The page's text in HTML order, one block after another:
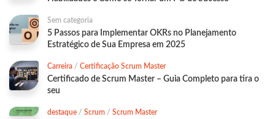
Sem categoria
5 Passos para Implementar OKRs no Planejamento
Estratégico de Sua Empresa em 2025
Carreira / Certificação Scrum Master
Certificado de Scrum Master – Guia Completo para tira o
seu
destaque / Scrum / Scrum Master